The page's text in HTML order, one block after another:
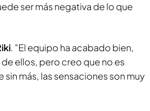
ser más negativa de lo que
. "El equipo ha acabado bien,
ellos, pero creo que no es
más, las sensaciones son muy